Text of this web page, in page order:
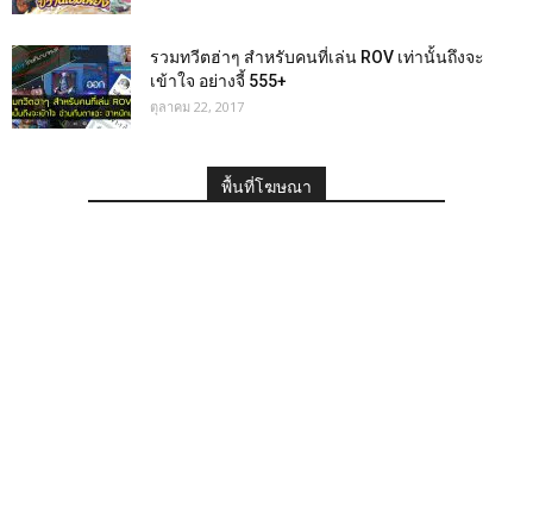
รวมทวีตฮ่าๆ สำหรับคนที่เล่น ROV เท่านั้นถึงจะ
เข้าใจ อย่างจี้ 555+
ตุลาคม 22, 2017
พื้นที่โฆษณา